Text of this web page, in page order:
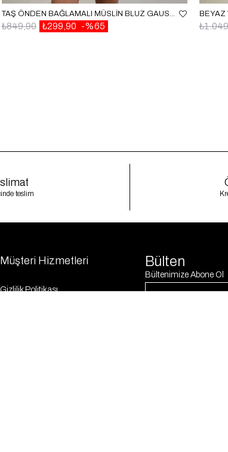
TAŞ ÖNDEN BAĞLAMALI MÜSLIN BLUZ GAUS00520
%65
₺299,90
₺849,90
teslim
Müşteri Hizmetleri
Gizlilik Politikası
Bülten
Bültenimize Abone Ol